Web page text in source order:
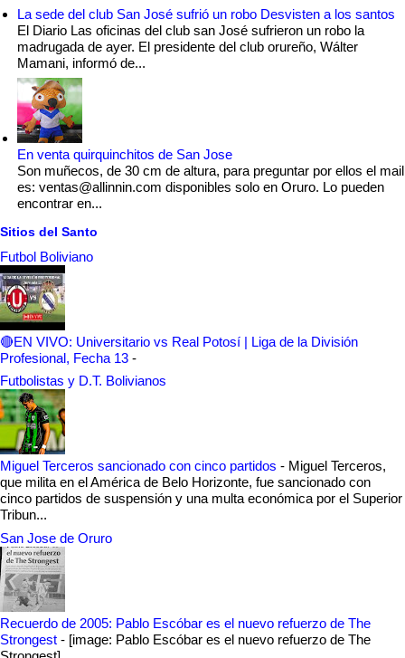
La sede del club San José sufrió un robo Desvisten a los santos
El Diario Las oficinas del club san José sufrieron un robo la
madrugada de ayer. El presidente del club orureño, Wálter
Mamani, informó de...
En venta quirquinchitos de San Jose
Son muñecos, de 30 cm de altura, para preguntar por ellos el mail
es: ventas@allinnin.com disponibles solo en Oruro. Lo pueden
encontrar en...
Sitios del Santo
Futbol Boliviano
🔴EN VIVO: Universitario vs Real Potosí | Liga de la División
Profesional, Fecha 13 -
Futbolistas y D.T. Bolivianos
Miguel Terceros sancionado con cinco partidos - Miguel Terceros,
que milita en el América de Belo Horizonte, fue sancionado con
cinco partidos de suspensión y una multa económica por el Superior
Tribun...
San Jose de Oruro
Recuerdo de 2005: Pablo Escóbar es el nuevo refuerzo de The
Strongest - [image: Pablo Escóbar es el nuevo refuerzo de The